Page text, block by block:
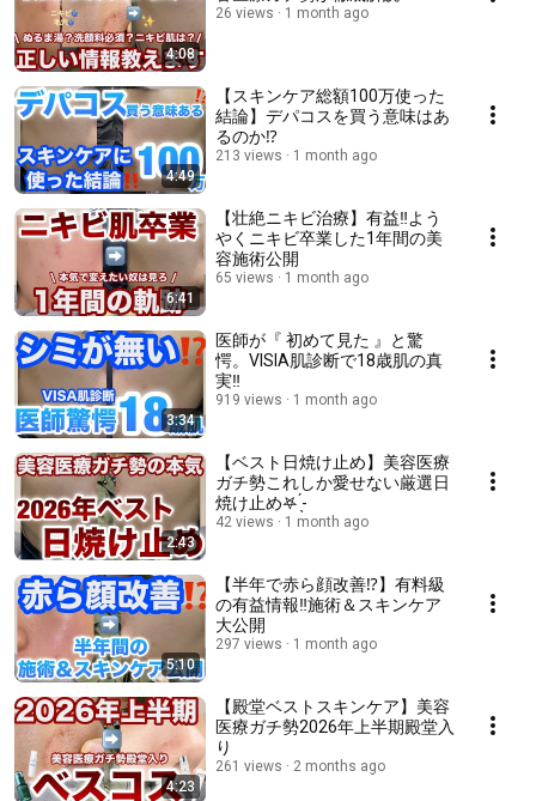
4:08
26 views 1 month ago
4:49
【スキンケア総額100万使った
結論】デパコスを買う意味はあ
るのか⁉️
213 views 1 month ago
6:41
【壮絶ニキビ治療】有益‼️よう
やくニキビ卒業した1年間の美
容施術公開
65 views 1 month ago
3:34
医師が『 初めて見た 』と驚
愕。VISIA肌診断で18歳肌の真
実‼️
919 views 1 month ago
2:43
【ベスト日焼け止め】美容医療
ガチ勢これしか愛せない厳選日
焼け止め‎‎𖤐 ̖́-‬
42 views 1 month ago
5:10
【半年で赤ら顔改善⁉️】有料級
の有益情報‼️施術＆スキンケア
大公開
297 views 1 month ago
4:23
【殿堂ベストスキンケア】美容
医療ガチ勢2026年上半期殿堂入
り
261 views 2 months ago